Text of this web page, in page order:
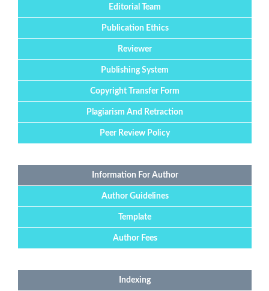
Editorial Team
Publication Ethics
Reviewer
Publishing System
Copyright Transfer Form
Plagiarism And Retraction
Peer Review Policy
Information For Author
Author Guidelines
Template
Author Fees
Indexing